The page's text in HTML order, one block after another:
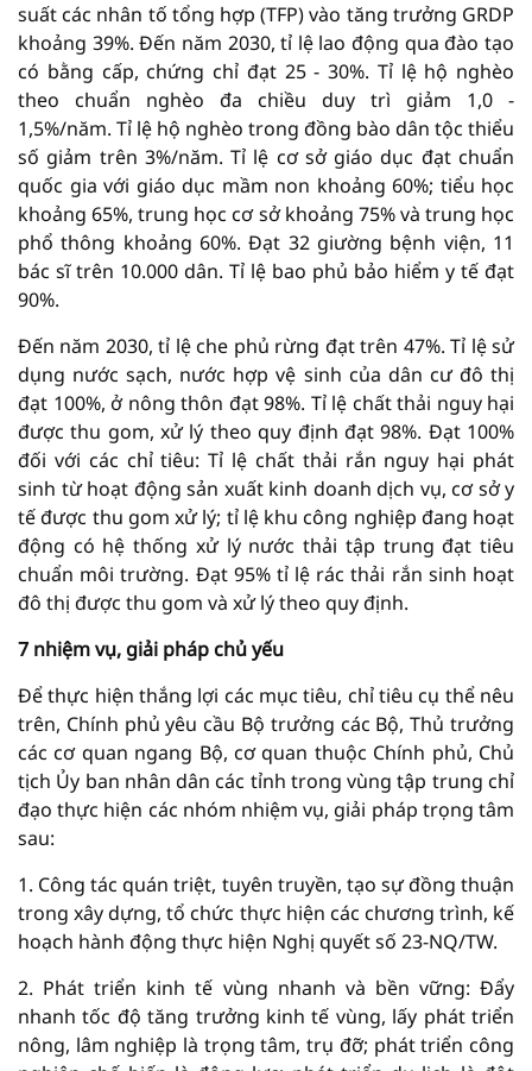
suất các nhân tố tổng hợp (TFP) vào tăng trưởng GRDP
khoảng 39%. Đến năm 2030, tỉ lệ lao động qua đào tạo
có bằng cấp, chứng chỉ đạt 25 - 30%. Tỉ lệ hộ nghèo
theo chuẩn nghèo đa chiều duy trì giảm 1,0 -
1,5%/năm. Tỉ lệ hộ nghèo trong đồng bào dân tộc thiểu
số giảm trên 3%/năm. Tỉ lệ cơ sở giáo dục đạt chuẩn
quốc gia với giáo dục mầm non khoảng 60%; tiểu học
khoảng 65%, trung học cơ sở khoảng 75% và trung học
phổ thông khoảng 60%. Đạt 32 giường bệnh viện, 11
bác sĩ trên 10.000 dân. Tỉ lệ bao phủ bảo hiểm y tế đạt
90%.
Đến năm 2030, tỉ lệ che phủ rừng đạt trên 47%. Tỉ lệ sử
dụng nước sạch, nước hợp vệ sinh của dân cư đô thị
đạt 100%, ở nông thôn đạt 98%. Tỉ lệ chất thải nguy hại
được thu gom, xử lý theo quy định đạt 98%. Đạt 100%
đối với các chỉ tiêu: Tỉ lệ chất thải rắn nguy hại phát
sinh từ hoạt động sản xuất kinh doanh dịch vụ, cơ sở y
tế được thu gom xử lý; tỉ lệ khu công nghiệp đang hoạt
động có hệ thống xử lý nước thải tập trung đạt tiêu
chuẩn môi trường. Đạt 95% tỉ lệ rác thải rắn sinh hoạt
đô thị được thu gom và xử lý theo quy định.
7 nhiệm vụ, giải pháp chủ yếu
Để thực hiện thắng lợi các mục tiêu, chỉ tiêu cụ thể nêu
trên, Chính phủ yêu cầu Bộ trưởng các Bộ, Thủ trưởng
các cơ quan ngang Bộ, cơ quan thuộc Chính phủ, Chủ
tịch Ủy ban nhân dân các tỉnh trong vùng tập trung chỉ
đạo thực hiện các nhóm nhiệm vụ, giải pháp trọng tâm
sau:
1. Công tác quán triệt, tuyên truyền, tạo sự đồng thuận
trong xây dựng, tổ chức thực hiện các chương trình, kế
hoạch hành động thực hiện Nghị quyết số 23-NQ/TW.
2. Phát triển kinh tế vùng nhanh và bền vững: Đẩy
nhanh tốc độ tăng trưởng kinh tế vùng, lấy phát triển
nông, lâm nghiệp là trọng tâm, trụ đỡ; phát triển công